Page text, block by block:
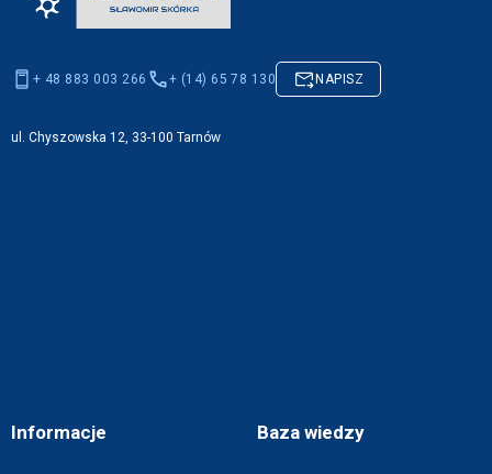
Informacje Baza wiedzy
+ 48 883 003 266 + (14) 65 78 130 NAPISZ
ul. Chyszowska 12, 33-100 Tarnów